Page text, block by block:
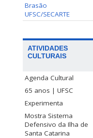
Brasão
UFSC/SECARTE
ATIVIDADES
CULTURAIS
Agenda Cultural
65 anos | UFSC
Experimenta
Mostra Sistema
Defensivo da Ilha de
Santa Catarina